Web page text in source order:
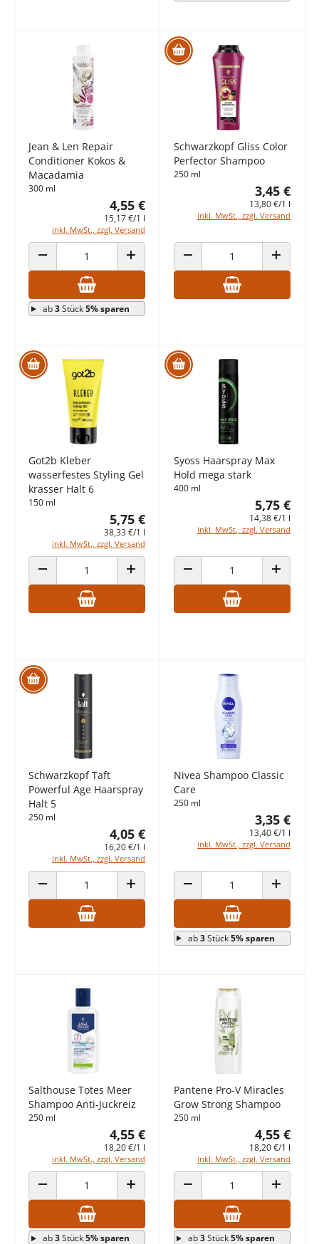
Jean & Len Repair
Conditioner Kokos &
Macadamia
300 ml
4,55 €
15,17 €/1 l
inkl. MwSt., zzgl. Versand
ANZAHL VERRINGERN ANZAHL ERHÖHEN
ab3Stück5% sparen
Schwarzkopf Gliss Color
Perfector Shampoo
250 ml
3,45 €
13,80 €/1 l
inkl. MwSt., zzgl. Versand
ANZAHL VERRINGERN ANZAHL
Got2b Kleber
wasserfestes Styling Gel
krasser Halt 6
150 ml
5,75 €
38,33 €/1 l
inkl. MwSt., zzgl. Versand
ANZAHL VERRINGERN ANZAHL ERHÖHEN
Syoss Haarspray Max
Hold mega stark
400 ml
5,75 €
14,38 €/1 l
inkl. MwSt., zzgl. Versand
ANZAHL VERRINGERN ANZAHL
Schwarzkopf Taft
Powerful Age Haarspray
Halt 5
250 ml
4,05 €
16,20 €/1 l
inkl. MwSt., zzgl. Versand
ANZAHL VERRINGERN ANZAHL ERHÖHEN
Nivea Shampoo Classic
Care
250 ml
3,35 €
13,40 €/1 l
inkl. MwSt., zzgl. Versand
ANZAHL VERRINGERN ANZAHL
ab3Stück5% sparen
Salthouse Totes Meer
Shampoo Anti-Juckreiz
250 ml
4,55 €
18,20 €/1 l
inkl. MwSt., zzgl. Versand
ANZAHL VERRINGERN ANZAHL ERHÖHEN
ab3Stück5% sparen
Pantene Pro-V Miracles
Grow Strong Shampoo
250 ml
4,55 €
18,20 €/1 l
inkl. MwSt., zzgl. Versand
ANZAHL VERRINGERN ANZAHL
ab3Stück5% sparen